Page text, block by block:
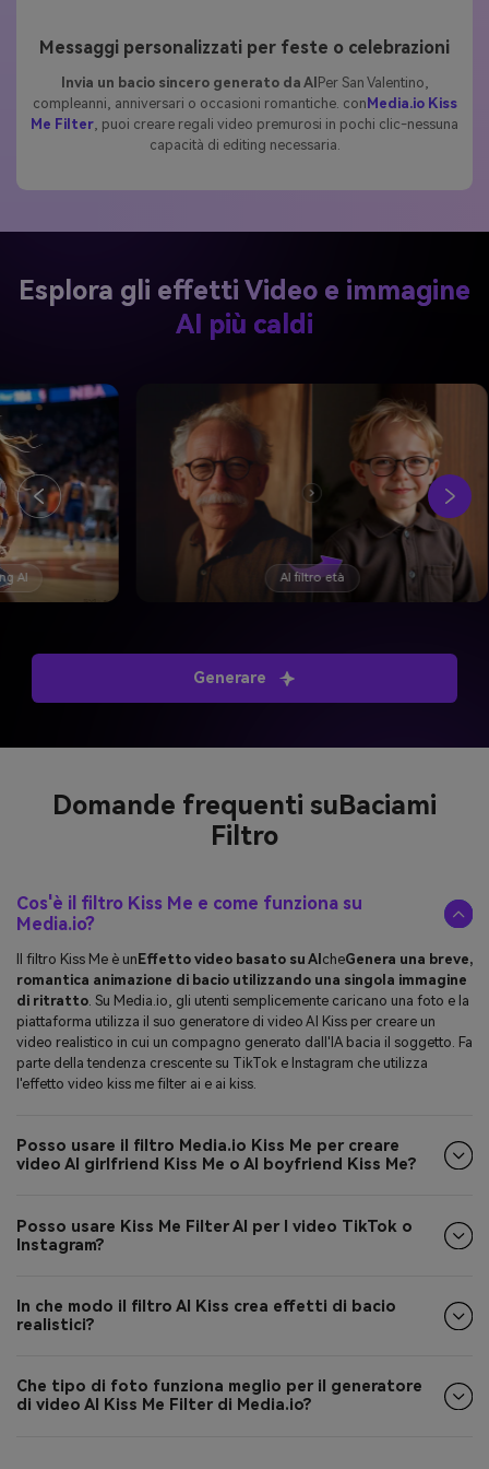
Messaggi personalizzati per feste o celebrazioni
Invia un bacio sincero generato da AI Per San Valentino,
compleanni, anniversari o occasioni romantiche. con Media.io Kiss
Me Filter, puoi creare regali video premurosi in pochi clic-nessuna
capacità di editing necessaria.
Esplora gli effetti Video e immagine
AI più caldi
Generare
Domande frequenti suBaciami
Filtro
Cos'è il filtro Kiss Me e come funziona su
Media.io?
Il filtro Kiss Me è un Effetto video basato su AI cheGenera una breve,
romantica animazione di bacio utilizzando una singola immagine
di ritratto . Su Media.io, gli utenti semplicemente caricano una foto e la
piattaforma utilizza il suo generatore di video AI Kiss per creare un
video realistico in cui un compagno generato dall'IA bacia il soggetto. Fa
parte della tendenza crescente su TikTok e Instagram che utilizza
l'effetto video kiss me filter ai e ai kiss.
Posso usare il filtro Media.io Kiss Me per creare
video AI girlfriend Kiss Me o AI boyfriend Kiss Me?
Posso usare Kiss Me Filter AI per I video TikTok o
Instagram?
In che modo il filtro AI Kiss crea effetti di bacio
realistici?
Che tipo di foto funziona meglio per il generatore
di video AI Kiss Me Filter di Media.io?